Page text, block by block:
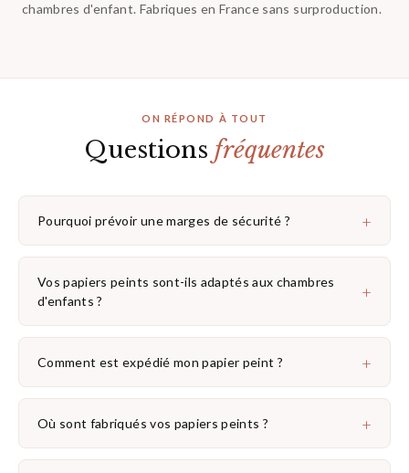
chambres d'enfant. Fabriques en France sans surproduction.
ON RÉPOND À TOUT
Questions fréquentes
Pourquoi prévoir une marges de sécurité ? +
Vos papiers peints sont-ils adaptés aux chambres
d'enfants ?
+
Comment est expédié mon papier peint ? +
Où sont fabriqués vos papiers peints ? +